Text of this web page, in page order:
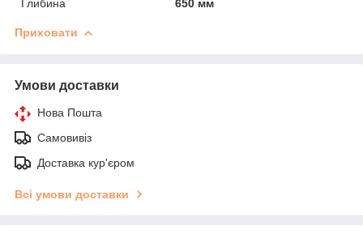
Глибина
650 мм
Приховати
Умови доставки
Нова Пошта
Самовивіз
Доставка кур'єром
Всі умови доставки